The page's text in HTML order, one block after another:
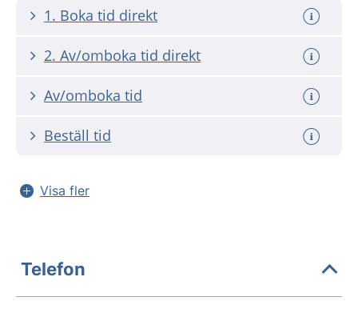
1. Boka tid direkt
2. Av/omboka tid direkt
Av/omboka tid
Beställ tid
Visa fler
Telefon